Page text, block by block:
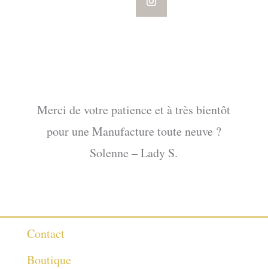
Merci de votre patience et à très bientôt
pour une Manufacture toute neuve ?
Solenne – Lady S.
Contact
Boutique